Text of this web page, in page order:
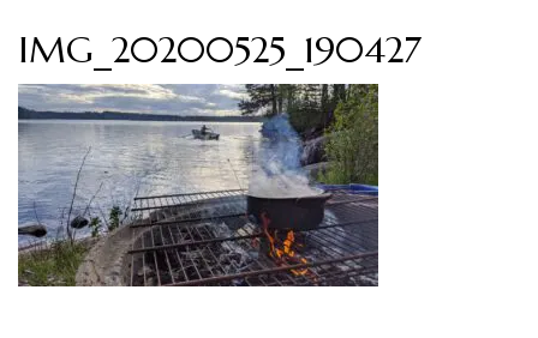
IMG_20200525_190427